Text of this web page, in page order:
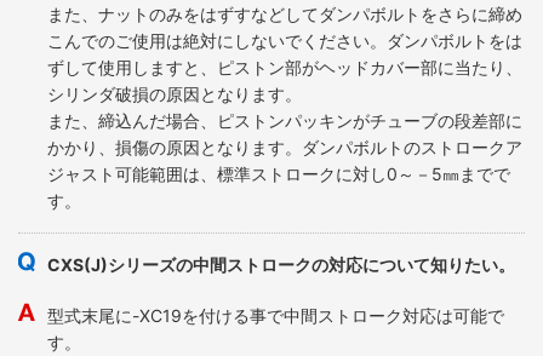
また、ナットのみをはずすなどしてダンパボルトをさらに締め
こんでのご使用は絶対にしないでください。ダンパボルトをは
ずして使用しますと、ピストン部がヘッドカバー部に当たり、
シリンダ破損の原因となります。
また、締込んだ場合、ピストンパッキンがチューブの段差部に
かかり、損傷の原因となります。ダンパボルトのストロークア
ジャスト可能範囲は、標準ストロークに対し0～－5㎜までで
す。
CXS(J)シリーズの中間ストロークの対応について知りたい。
型式末尾に-XC19を付ける事で中間ストローク対応は可能で
す。